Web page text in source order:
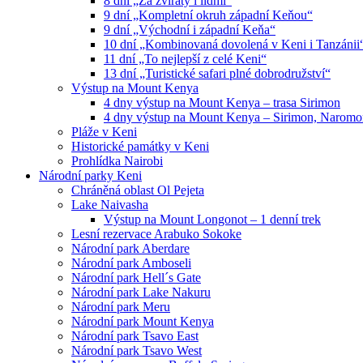
9 dní „Kompletní okruh západní Keňou“
9 dní „Východní i západní Keňa“
10 dní „Kombinovaná dovolená v Keni i
11 dní „To nejlepší z celé Keni“
13 dní „Turistické safari plné dobrodružství“
Výstup na Mount Kenya
4 dny výstup na Mount Kenya – trasa Sirimon
4 dny výstup na Mount Kenya – Sirimon,
Pláže v Keni
Historické památky v Keni
Prohlídka Nairobi
Národní parky Keni
Chráněná oblast Ol Pejeta
Lake Naivasha
Výstup na Mount Longonot – 1 denní trek
Lesní rezervace Arabuko Sokoke
Národní park Aberdare
Národní park Amboseli
Národní park Hell´s Gate
Národní park Lake Nakuru
Národní park Meru
Národní park Mount Kenya
Národní park Tsavo East
Národní park Tsavo West